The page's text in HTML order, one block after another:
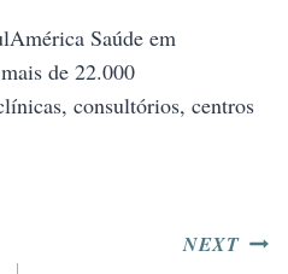
Saúde em
de 22.000
consultórios, centros
NEXT